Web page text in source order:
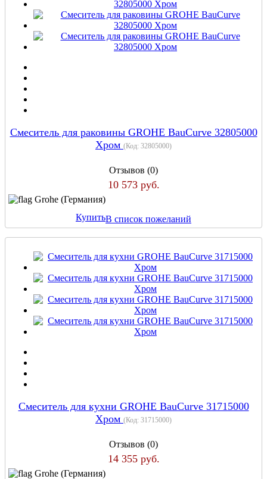
Смеситель для раковины GROHE BauCurve 32805000
Хром (Код: 32805000)
Отзывов (0)
10 573 руб.
Grohe (Германия)
КупитьВ список пожеланий
Смеситель для кухни GROHE BauCurve 31715000
Хром (Код: 31715000)
Отзывов (0)
14 355 руб.
Grohe (Германия)